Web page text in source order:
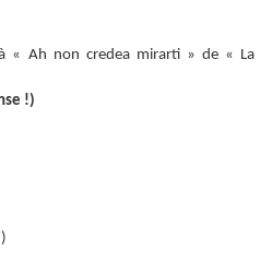
« Ah non credea mirarti » de « La
!)